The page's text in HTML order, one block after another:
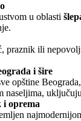
u oblasti
praznik ili
i šire
opštine
naseljima,
i oprema